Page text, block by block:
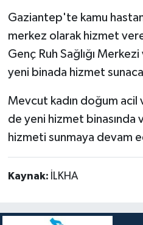
Gaziantep'te kamu
merkez olarak hizmet
Genç Ruh Sağlığı
yeni binada hizmet
Mevcut kadın doğum acil
de yeni hizmet binasında
hizmeti sunmaya devam
Kaynak: İLKHA